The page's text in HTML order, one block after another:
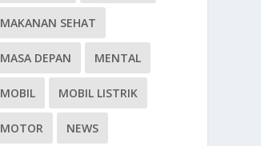
MAKANAN SEHAT
MASA DEPAN MENTAL
MOBIL MOBIL LISTRIK
MOTOR NEWS